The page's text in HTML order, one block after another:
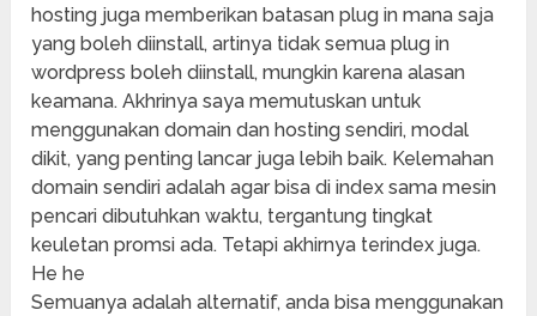
hosting juga memberikan batasan plug in mana saja
yang boleh diinstall, artinya tidak semua plug in
wordpress boleh diinstall, mungkin karena alasan
keamana. Akhrinya saya memutuskan untuk
menggunakan domain dan hosting sendiri, modal
dikit, yang penting lancar juga lebih baik. Kelemahan
domain sendiri adalah agar bisa di index sama mesin
pencari dibutuhkan waktu, tergantung tingkat
keuletan promsi ada. Tetapi akhirnya terindex juga.
He he
Semuanya adalah alternatif, anda bisa menggunakan